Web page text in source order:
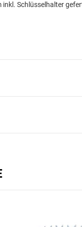
inkl. Schlüsselhalter